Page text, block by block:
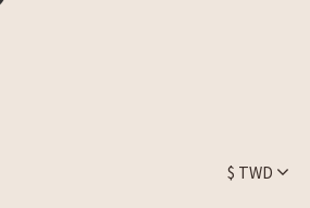
$ TWD